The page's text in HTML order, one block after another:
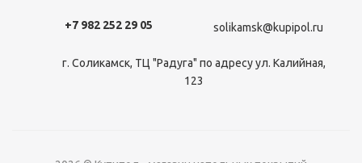
+7 982 252 29 05 solikamsk@kupipol.ru
г. Соликамск, ТЦ "Радуга" по адресу ул. Калийная,
123